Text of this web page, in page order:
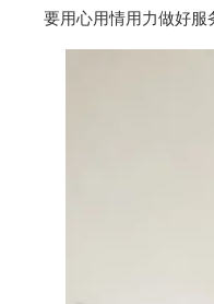
要用心用情用力做好